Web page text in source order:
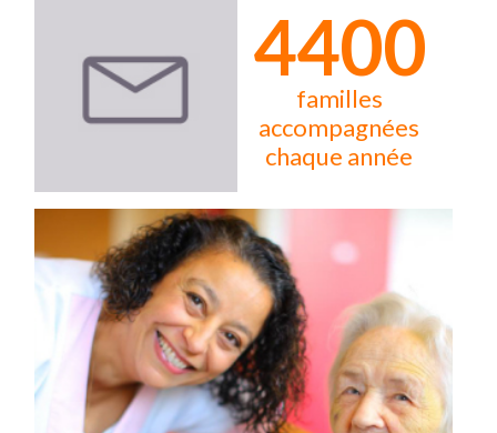
4750
familles
accompagnées
chaque année